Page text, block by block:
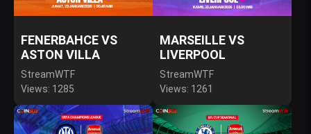
FENERBAHCE VS
ASTON VILLA
StreamWTF
Views: 1285
MARSEILLE VS
LIVERPOOL
StreamWTF
Views: 1261